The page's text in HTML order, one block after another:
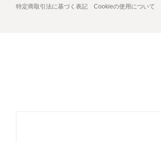
特定商取引法に基づく表記 Cookieの使用について